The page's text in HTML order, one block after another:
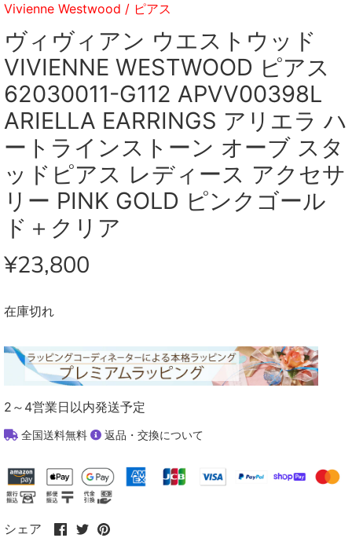
Vivienne Westwood / ピアス
ヴィヴィアン ウエストウッド
VIVIENNE WESTWOOD ピアス
62030011-G112 APVV00398L
ARIELLA EARRINGS アリエラ ハ
ートラインストーン オーブ スタ
ッドピアス レディース アクセサ
リー PINK GOLD ピンクゴール
ド＋クリア
¥23,800
在庫切れ
2～4営業日以内発送予定
全国送料無料 返品・交換について
シェア
Facebook
TwitterPinterest